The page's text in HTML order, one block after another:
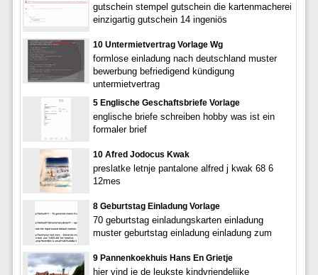
gutschein stempel gutschein die kartenmacherei
einzigartig gutschein 14 ingeniös
10 Untermietvertrag Vorlage Wg
formlose einladung nach deutschland muster
bewerbung befriedigend kündigung
untermietvertrag
5 Englische Geschaftsbriefe Vorlage
englische briefe schreiben hobby was ist ein
formaler brief
10 Afred Jodocus Kwak
preslatke letnje pantalone alfred j kwak 68 6
12mes
8 Geburtstag Einladung Vorlage
70 geburtstag einladungskarten einladung
muster geburtstag einladung einladung zum
9 Pannenkoekhuis Hans En Grietje
hier vind je de leukste kindvriendelijke